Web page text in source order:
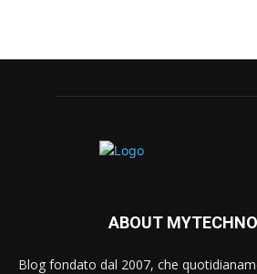
ABOUT
Blog fondato dal 2007, che